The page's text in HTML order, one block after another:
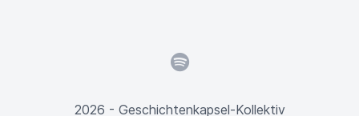
Spotify
2026 - Geschichtenkapsel-Kollektiv